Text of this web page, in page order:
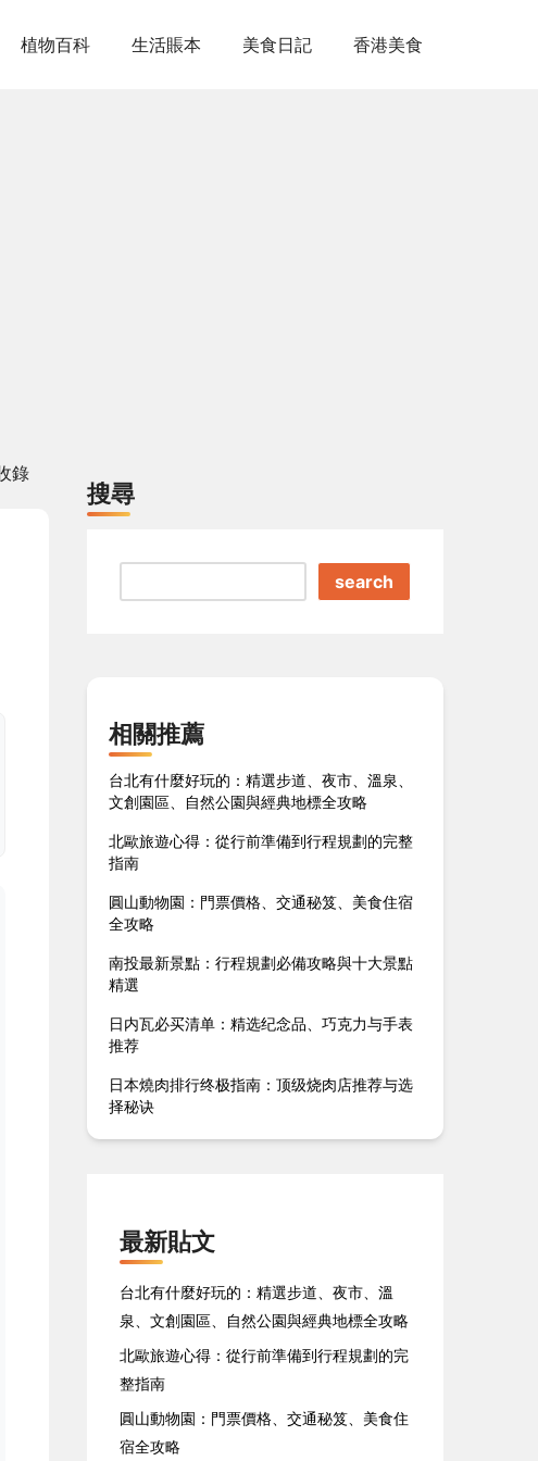
植物百科 生活賬本 美食日記 香港美食
錄
搜尋
search
相關推薦
台北有什麼好玩的：精選步道、夜市、溫泉、
文創園區、自然公園與經典地標全攻略
北歐旅遊心得：從行前準備到行程規劃的完整
指南
圓山動物園：門票價格、交通秘笈、美食住宿
全攻略
南投最新景點：行程規劃必備攻略與十大景點
精選
日内瓦必买清单：精选纪念品、巧克力与手表
推荐
日本燒肉排行终极指南：顶级烧肉店推荐与选
择秘诀
最新貼文
台北有什麼好玩的：精選步道、夜市、溫
泉、文創園區、自然公園與經典地標全攻略
北歐旅遊心得：從行前準備到行程規劃的完
整指南
圓山動物園：門票價格、交通秘笈、美食住
宿全攻略